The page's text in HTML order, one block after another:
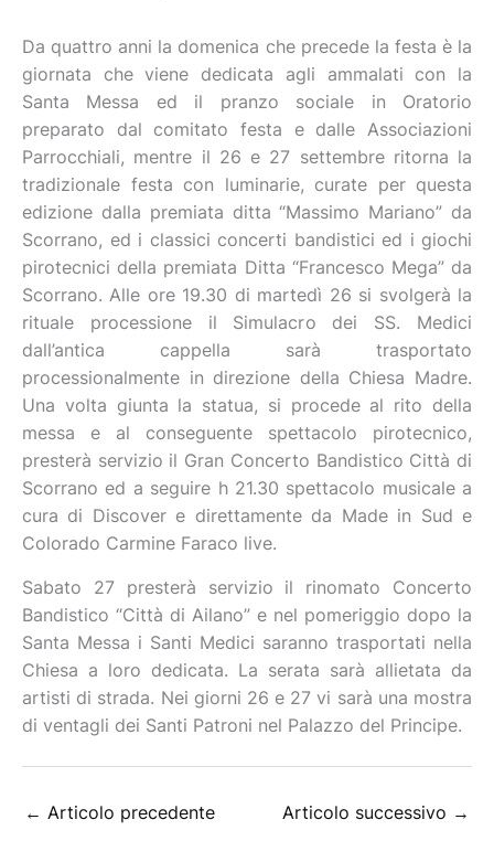
Da quattro anni la domenica che precede la festa è la
giornata che viene dedicata agli ammalati con la
Santa Messa ed il pranzo sociale in Oratorio
preparato dal comitato festa e dalle Associazioni
Parrocchiali, mentre il 26 e 27 settembre ritorna la
tradizionale festa con luminarie, curate per questa
edizione dalla premiata ditta “Massimo Mariano” da
Scorrano, ed i classici concerti bandistici ed i giochi
pirotecnici della premiata Ditta “Francesco Mega” da
Scorrano. Alle ore 19.30 di martedì 26 si svolgerà la
rituale processione il Simulacro dei SS. Medici
dall’antica cappella sarà trasportato
processionalmente in direzione della Chiesa Madre.
Una volta giunta la statua, si procede al rito della
messa e al conseguente spettacolo pirotecnico,
presterà servizio il Gran Concerto Bandistico Città di
Scorrano ed a seguire h 21.30 spettacolo musicale a
cura di Discover e direttamente da Made in Sud e
Colorado Carmine Faraco live.
Sabato 27 presterà servizio il rinomato Concerto
Bandistico “Città di Ailano” e nel pomeriggio dopo la
Santa Messa i Santi Medici saranno trasportati nella
Chiesa a loro dedicata. La serata sarà allietata da
artisti di strada. Nei giorni 26 e 27 vi sarà una mostra
di ventagli dei Santi Patroni nel Palazzo del Principe.
← Articolo precedente Articolo successivo →